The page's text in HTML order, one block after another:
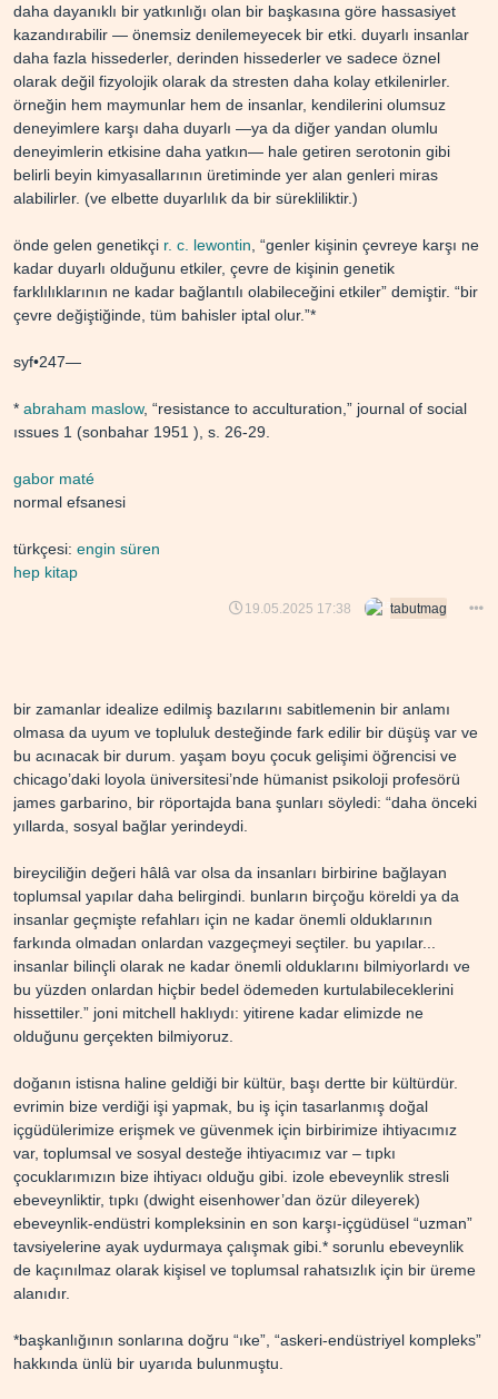
daha dayanıklı bir yatkınlığı olan bir başkasına göre hassasiyet
kazandırabilir — önemsiz denilemeyecek bir etki. duyarlı insanlar
daha fazla hissederler, derinden hissederler ve sadece öznel
olarak değil fizyolojik olarak da stresten daha kolay etkilenirler.
örneğin hem maymunlar hem de insanlar, kendilerini olumsuz
deneyimlere karşı daha duyarlı —ya da diğer yandan olumlu
deneyimlerin etkisine daha yatkın— hale getiren serotonin gibi
belirli beyin kimyasallarının üretiminde yer alan genleri miras
alabilirler. (ve elbette duyarlılık da bir sürekliliktir.)
önde gelen genetikçi r. c. lewontin , “genler kişinin çevreye karşı ne
kadar duyarlı olduğunu etkiler, çevre de kişinin genetik
farklılıklarının ne kadar bağlantılı olabileceğini etkiler” demiştir. “bir
çevre değiştiğinde, tüm bahisler iptal olur.”*
syf•247—
* abraham maslow, “resistance to acculturation,” journal of social
issues 1 (sonbahar 1951 ), s. 26-29.
gabor maté
normal efsanesi
türkçesi: engin süren
hep kitap
19.05.2025 17:38 tabutmag
bir zamanlar idealize edilmiş bazılarını sabitlemenin bir anlamı
olmasa da uyum ve topluluk desteğinde fark edilir bir düşüş var ve
bu acınacak bir durum. yaşam boyu çocuk gelişimi öğrencisi ve
chicago’daki loyola üniversitesi’nde hümanist psikoloji profesörü
james garbarino, bir röportajda bana şunları söyledi: “daha önceki
yıllarda, sosyal bağlar yerindeydi.
bireyciliğin değeri hâlâ var olsa da insanları birbirine bağlayan
toplumsal yapılar daha belirgindi. bunların birçoğu köreldi ya da
insanlar geçmişte refahları için ne kadar önemli olduklarının
farkında olmadan onlardan vazgeçmeyi seçtiler. bu yapılar...
insanlar bilinçli olarak ne kadar önemli olduklarını bilmiyorlardı ve
bu yüzden onlardan hiçbir bedel ödemeden kurtulabileceklerini
hissettiler.” joni mitchell haklıydı: yitirene kadar elimizde ne
olduğunu gerçekten bilmiyoruz.
doğanın istisna haline geldiği bir kültür, başı dertte bir kültürdür.
evrimin bize verdiği işi yapmak, bu iş için tasarlanmış doğal
içgüdülerimize erişmek ve güvenmek için birbirimize ihtiyacımız
var, toplumsal ve sosyal desteğe ihtiyacımız var – tıpkı
çocuklarımızın bize ihtiyacı olduğu gibi. i̇zole ebeveynlik stresli
ebeveynliktir, tıpkı (dwight eisenhower’dan özür dileyerek)
ebeveynlik-endüstri kompleksinin en son karşı-içgüdüsel “uzman”
tavsiyelerine ayak uydurmaya çalışmak gibi.* sorunlu ebeveynlik
de kaçınılmaz olarak kişisel ve toplumsal rahatsızlık için bir üreme
alanıdır.
*başkanlığının sonlarına doğru “ike”, “askeri-endüstriyel kompleks”
hakkında ünlü bir uyarıda bulunmuştu.